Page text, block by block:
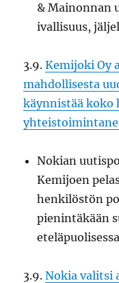
& Mainonnan
ivallisuus,
3.9.Kemijoki Oy
mahdollisesta
käynnistää koko
Nokian
Kemijoen
henkilöstön
pienintäkään
3.9.Nokia valitsi